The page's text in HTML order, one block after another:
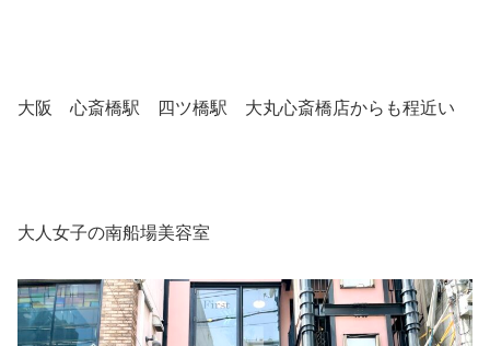
大阪 心斎橋駅 四ツ橋駅 大丸心斎橋店からも程近い
大人女子の南船場美容室